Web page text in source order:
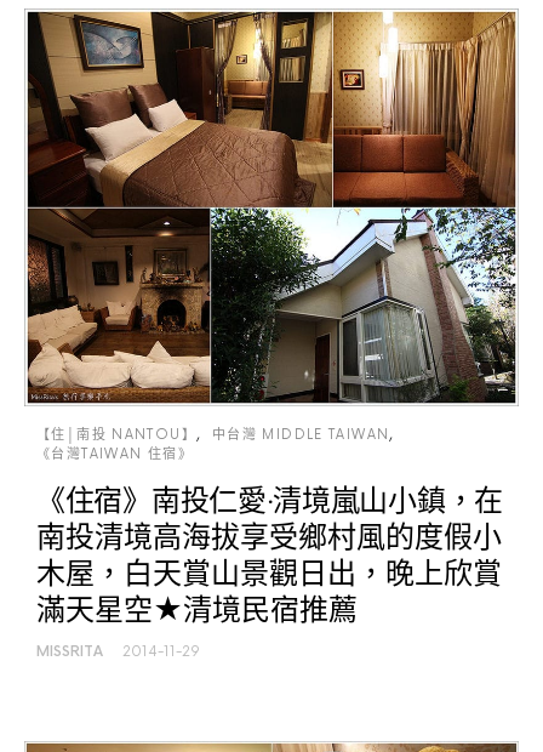
【住│南投 NANTOU】
中台灣 MIDDLE TAIWAN
《台灣TAIWAN 住宿》
《住宿》南投仁愛‧清境嵐山小鎮，在
南投清境高海拔享受鄉村風的度假小
木屋，白天賞山景觀日出，晚上欣賞
滿天星空★清境民宿推薦
MISSRITA 2014-11-29